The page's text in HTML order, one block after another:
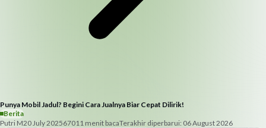
Punya Mobil Jadul? Begini Cara Jualnya Biar Cepat Dilirik!
Berita
Putri M20 July 202567011 menit bacaTerakhir diperbarui: 06 August 2026